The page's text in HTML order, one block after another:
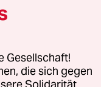
den
als
Gesellschaft!
die sich gegen